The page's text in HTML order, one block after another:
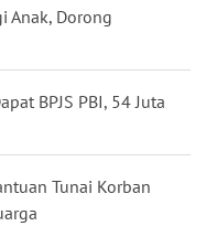
Anak, Dorong
BPJS PBI, 54 Juta
Tunai Korban